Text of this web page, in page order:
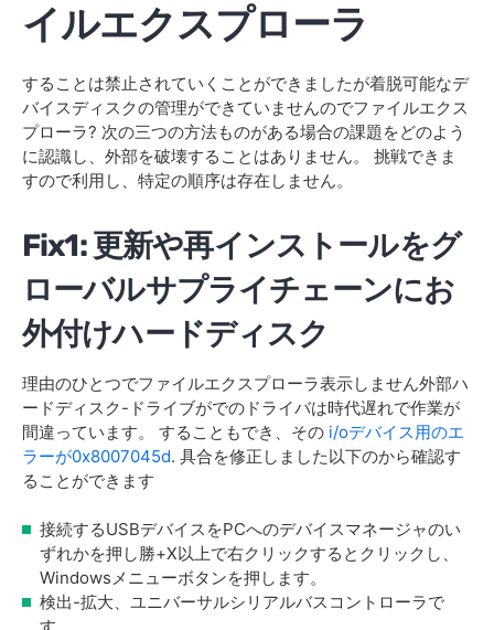
イルエクスプローラ
することは禁止されていくことができましたが着脱可能なデ
バイスディスクの管理ができていませんのでファイルエクス
プローラ? 次の三つの方法ものがある場合の課題をどのよう
に認識し、外部を破壊することはありません。 挑戦できま
すので利用し、特定の順序は存在しません。
Fix1: 更新や再インストールをグ
ローバルサプライチェーンにお
外付けハードディスク
理由のひとつでファイルエクスプローラ表示しません外部ハ
ードディスク-ドライブがでのドライバは時代遅れで作業が
間違っています。 することもでき、その i/oデバイス用のエ
ラーが0x8007045d. 具合を修正しました以下のから確認す
ることができます
接続するUSBデバイスをPCへのデバイスマネージャのい
ずれかを押し勝+X以上で右クリックするとクリックし、
Windowsメニューボタンを押します。
検出-拡大、ユニバーサルシリアルバスコントローラで